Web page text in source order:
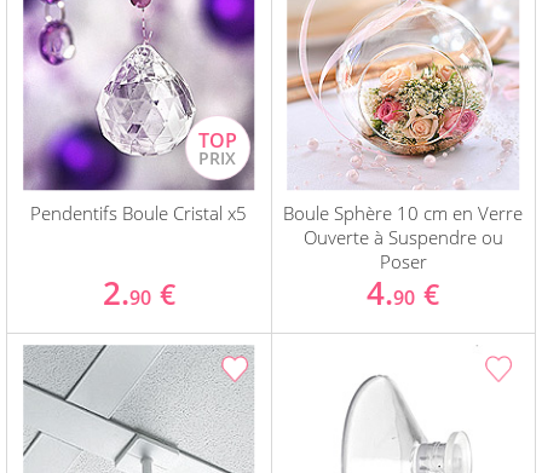
Pendentifs Boule Cristal x5
2.90 €
Boule Sphère 10 cm en Verre
Ouverte à Suspendre ou
Poser
4.90 €